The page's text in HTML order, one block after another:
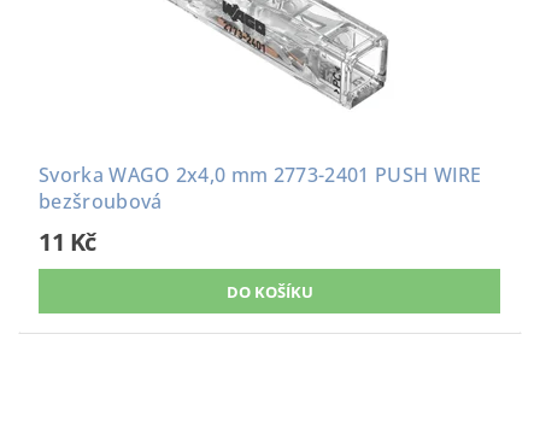
Svorka WAGO 2x4,0 mm 2773-2401 PUSH WIRE
bezšroubová
11 Kč